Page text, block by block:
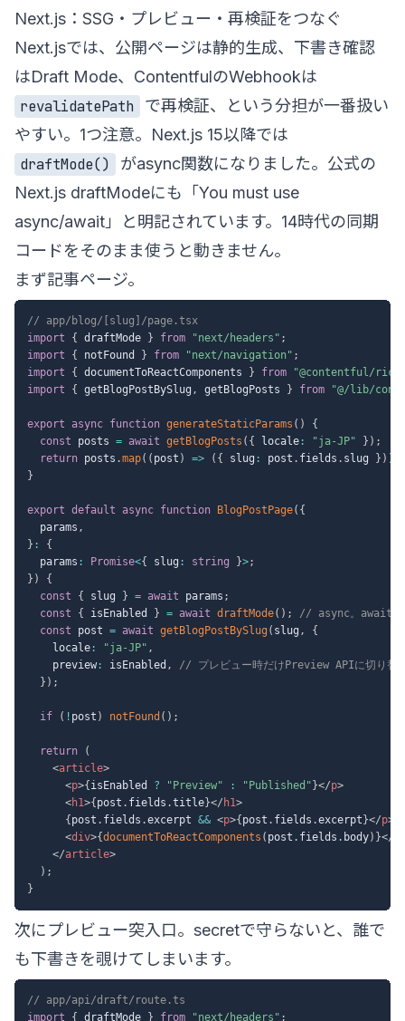
Next.js：SSG・プレビュー・再検証をつなぐ
Next.jsでは、公開ページは静的生成、下書き確認
はDraft Mode、ContentfulのWebhookは
revalidatePath
で再検証、という分担が一番扱い
やすい。1つ注意。Next.js 15以降では
draftMode()
がasync関数になりました。公式の
Next.js draftModeにも「You must use
async/await」と明記されています。14時代の同期
コードをそのまま使うと動きません。
まず記事ページ。
// app/blog/[slug]/page.tsx
import
{ draftMode } from "next/headers" ;
import
{ notFound } from "next/navigation" ;
import
{ documentToReactComponents } from
"@contentful/
import
{ getBlogPostBySlug , getBlogPosts } from "@/lib/
export async function generateStaticParams ( )
{
const posts = await getBlogPosts ( { locale : "ja-JP" } ) ;
return posts .map( ( post ) => ( { slug : post . fields . slug } ) )
}
export default async function BlogPostPage( {
  params
,
} :
{
  params
: Promise<{ slug : string }>;
} )
{
const
{ slug } = await params ;
const
{ isEnabled } = await draftMode( ) ;
// async。awaitを
const post = await getBlogPostBySlug ( slug ,
{
    locale
: "ja-JP" ,
    preview
: isEnabled ,
// プレビュー時だけPreview APIに切り替
} ) ;
if ( ! post ) notFound ( ) ;
return
(
<article>
<p>{ isEnabled ? "Preview" : "Published" }</p>
<h1>{ post . fields .title}</ h1>
{ post . fields .excerpt && <p>{ post . fields .excerpt }</p>
<div>{documentToReactComponents ( post . fields . body) }</
</article>
) ;
}
次にプレビュー突入口。secretで守らないと、誰で
も下書きを覗けてしまいます。
// app/api/draft/route.ts
import
{ draftMode } from "next/headers" ;